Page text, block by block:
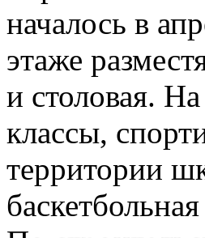
началось в
этаже
и столовая.
классы,
территории